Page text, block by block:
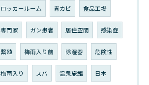
ロッカールーム 青カビ 食品工場
専門家 ガン患者 居住空間 感染症
繫殖 梅雨入り前 除湿器 危険性
梅雨入り スパ 温泉旅館 日本